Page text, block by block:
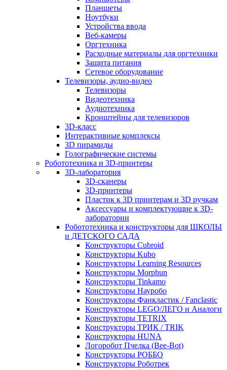
Планшеты
Ноутбуки
Устройства ввода
Веб-камеры
Оргтехника
Расходные материалы для оргтехники
Защита питания
Сетевое оборудование
Телевизоры, аудио-видео
Телевизоры
Видеотехника
Аудиотехника
Кронштейны для телевизоров
3D-класс
Интерактивные комплексы
3D пирамиды
Голографические системы
Робототехника и 3D-принтеры
3D-лаборатория
3D-сканеры
3D-принтеры
Пластик к 3D принтерам и 3D ручкам
Аксессуары и комплектующие к 3D-
лаборатории
Робототехника и конструкторы для ШКОЛЫ
и ДЕТСКОГО САДА
Конструкторы Cubroid
Конструкторы Kubo
Конструкторы Learning Resources
Конструкторы Morphun
Конструкторы Tinkamo
Конструкторы Науробо
Конструкторы Фанкластик / Fanclastic
Конструкторы LEGO/ЛЕГО и Аналоги
Конструкторы TETRIX
Конструкторы ТРИК / TRIK
Конструкторы HUNA
Логоробот Пчелка (Bee-Bot)
Конструкторы РОББО
Конструкторы Роботрек